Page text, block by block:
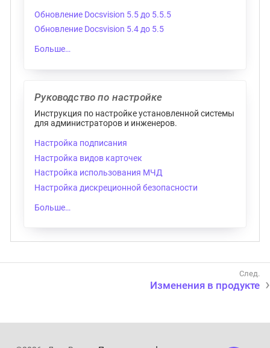
Обновление Docsvision 5.5 до 5.5.5
Обновление Docsvision 5.4 до 5.5
Больше…​
Руководство по настройке
Инструкция по настройке установленной системы
для администраторов и инженеров.
Настройка подписания
Настройка видов карточек
Настройка использования МЧД
Настройка дискреционной безопасности
Больше…​
Изменения в продукте